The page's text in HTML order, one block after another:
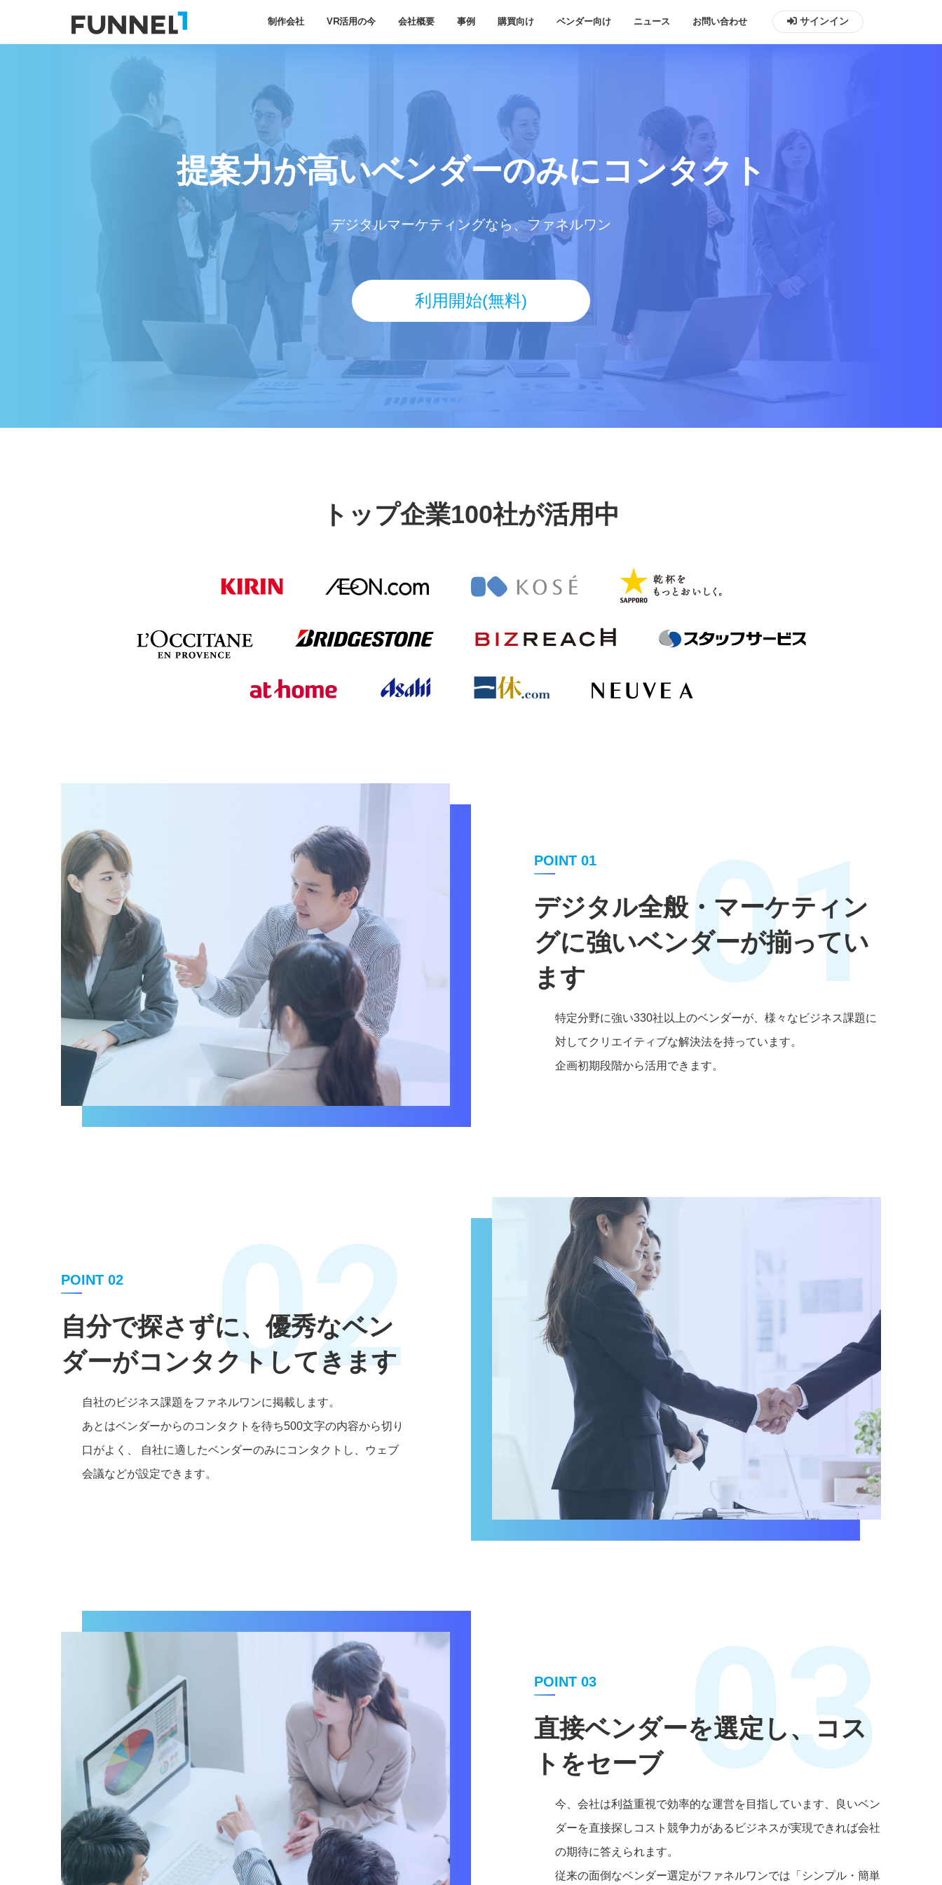
制作会社 VR活用の今 会社概要 事例 購買向け ベンダー向け ニュース お問い合わせ サインイン
提案力が高いベンダーのみにコンタクト
デジタルマーケティングなら、ファネルワン
利用開始(無料)
トップ企業100社が活用中
POINT 01
デジタル全般・マーケティン
グに強いベンダーが揃ってい
ます
01
特定分野に強い330社以上のベンダーが、様々なビジネス課題に
対してクリエイティブな解決法を持っています。
企画初期段階から活用できます。
POINT 02
自分で探さずに、優秀なベン
ダーがコンタクトしてきます
02
自社のビジネス課題をファネルワンに掲載します。
あとはベンダーからのコンタクトを待ち500文字の内容から切り
口がよく、 自社に適したベンダーのみにコンタクトし、ウェブ
会議などが設定できます。
POINT 03
直接ベンダーを選定し、コス
トをセーブ
03
今、会社は利益重視で効率的な運営を目指しています、良いベン
ダーを直接探しコスト競争力があるビジネスが実現できれば会社
の期待に答えられます。
従来の面倒なベンダー選定がファネルワンでは「シンプル・簡単